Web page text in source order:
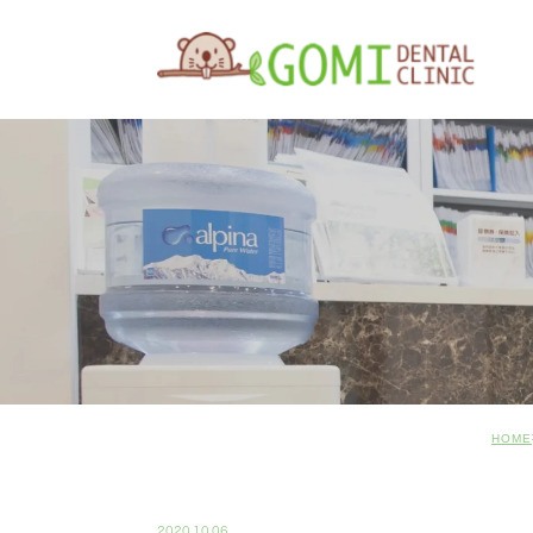
HOME
2020.10.06